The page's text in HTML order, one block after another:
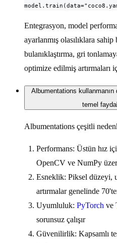
Entegrasyon, model
ayarlanmış olasılıklara
bulanıklaştırma, gri
optimize edilmiş artırmaları
Albumentations kullanmanın
temel
Albumentations çeşitli
Performans: Üstün hız
OpenCV ve NumPy
Esneklik: Piksel düzeyi,
artırmalar genelinde
Uyumluluk: PyTorch ve
sorunsuz çalışır
Güvenilirlik: Kapsamlı